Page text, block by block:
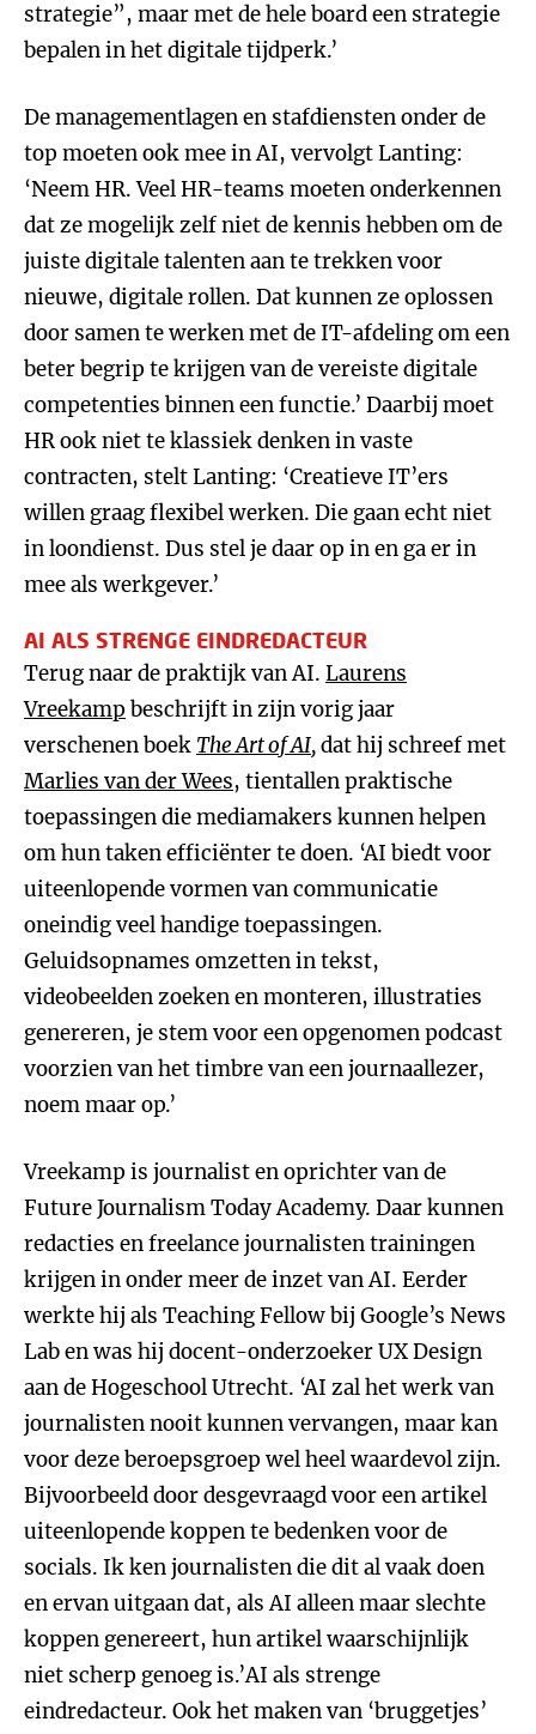
strategie”, maar met de hele board een strategie
bepalen in het digitale tijdperk.’
De managementlagen en stafdiensten onder de
top moeten ook mee in AI, vervolgt Lanting:
‘Neem HR. Veel HR-teams moeten onderkennen
dat ze mogelijk zelf niet de kennis hebben om de
juiste digitale talenten aan te trekken voor
nieuwe, digitale rollen. Dat kunnen ze oplossen
door samen te werken met de IT-afdeling om een
beter begrip te krijgen van de vereiste digitale
competenties binnen een functie.’ Daarbij moet
HR ook niet te klassiek denken in vaste
contracten, stelt Lanting: ‘Creatieve IT’ers
willen graag flexibel werken. Die gaan echt niet
in loondienst. Dus stel je daar op in en ga er in
mee als werkgever.’
AI ALS STRENGE EINDREDACTEUR
Terug naar de praktijk van AI. Laurens
Vreekamp beschrijft in zijn vorig jaar
verschenen boek The Art of AI,dat hij schreef met
Marlies van der Wees, tientallen praktische
toepassingen die mediamakers kunnen helpen
om hun taken efficiënter te doen. ‘AI biedt voor
uiteenlopende vormen van communicatie
oneindig veel handige toepassingen.
Geluidsopnames omzetten in tekst,
videobeelden zoeken en monteren, illustraties
genereren, je stem voor een opgenomen podcast
voorzien van het timbre van een journaallezer,
noem maar op.’
Vreekamp is journalist en oprichter van de
Future Journalism Today Academy. Daar kunnen
redacties en freelance journalisten trainingen
krijgen in onder meer de inzet van AI. Eerder
werkte hij als Teaching Fellow bij Google’s News
Lab en was hij docent-onderzoeker UX Design
aan de Hogeschool Utrecht. ‘AI zal het werk van
journalisten nooit kunnen vervangen, maar kan
voor deze beroepsgroep wel heel waardevol zijn.
Bijvoorbeeld door desgevraagd voor een artikel
uiteenlopende koppen te bedenken voor de
socials. Ik ken journalisten die dit al vaak doen
en ervan uitgaan dat, als AI alleen maar slechte
koppen genereert, hun artikel waarschijnlijk
niet scherp genoeg is.’AI als strenge
eindredacteur. Ook het maken van ‘bruggetjes’